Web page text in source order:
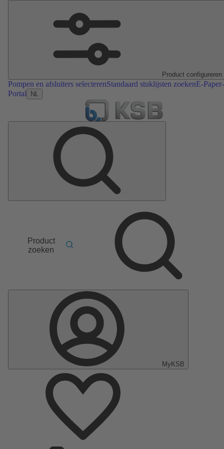
Product configureren
Pompen en afsluiters selecterenStandaard stuklijsten zoekenE-Paper-
Portal
NL
Product
zoeken
MyKSB